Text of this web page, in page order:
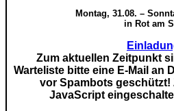
Montag, 31.08. –
in Rot am
Zum aktuellen Zeitpunkt
Warteliste bitte eine E-Mail an
vor Spambots geschützt!
JavaScript